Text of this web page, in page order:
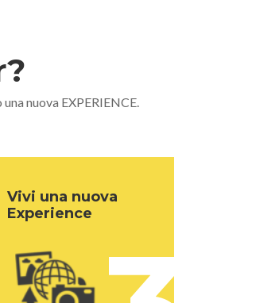
nuova EXPERIENCE.
Vivi una nuova
Experience